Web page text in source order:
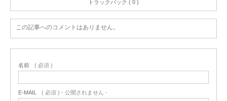
トラックバック ( 0 )
この記事へのコメントはありません。
名前 ( 必須 )
E-MAIL ( 必須 ) - 公開されません -